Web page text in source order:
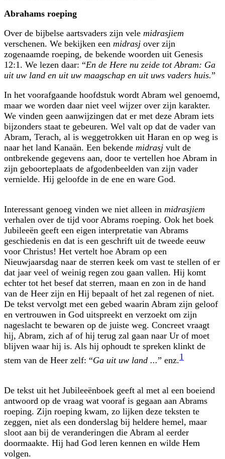
Abrahams roeping
Over de bijbelse aartsvaders zijn vele midrasjiem
verschenen. We bekijken een midrasj over zijn
zogenaamde roeping, de bekende woorden uit Genesis
12:1. We lezen daar: “En de Here nu zeide tot Abram: Ga
uit uw land en uit uw maagschap en uit uws vaders huis.”
In het voorafgaande hoofdstuk wordt Abram wel genoemd,
maar we worden daar niet veel wijzer over zijn karakter.
We vinden geen aanwijzingen dat er met deze Abram iets
bijzonders staat te gebeuren. Wel valt op dat de vader van
Abram, Terach, al is weggetrokken uit Haran en op weg is
naar het land Kanaän. Een bekende midrasj vult de
ontbrekende gegevens aan, door te vertellen hoe Abram in
zijn geboorteplaats de afgodenbeelden van zijn vader
vernielde. Hij geloofde in de ene en ware God.
Interessant genoeg vinden we niet alleen in midrasjiem
verhalen over de tijd voor Abrams roeping. Ook het boek
Jubileeën geeft een eigen interpretatie van Abrams
geschiedenis en dat is een geschrift uit de tweede eeuw
voor Christus! Het vertelt hoe Abram op een
Nieuwjaarsdag naar de sterren keek om vast te stellen of er
dat jaar veel of weinig regen zou gaan vallen. Hij komt
echter tot het besef dat sterren, maan en zon in de hand
van de Heer zijn en Hij bepaalt of het zal regenen of niet.
De tekst vervolgt met een gebed waarin Abram zijn geloof
en vertrouwen in God uitspreekt en verzoekt om zijn
nageslacht te bewaren op de juiste weg. Concreet vraagt
hij, Abram, zich af of hij terug zal gaan naar Ur of moet
blijven waar hij is. Als hij ophoudt te spreken klinkt de
stem van de Heer zelf: “Ga uit uw land ...” enz.1
De tekst uit het Jubileeënboek geeft al met al een boeiend
antwoord op de vraag wat vooraf is gegaan aan Abrams
roeping. Zijn roeping kwam, zo lijken deze teksten te
zeggen, niet als een donderslag bij heldere hemel, maar
sloot aan bij de verande­ringen die Abram al eerder
doormaakte. Hij had God leren kennen en wilde Hem
volgen.